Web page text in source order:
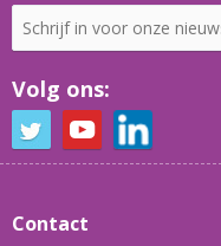
Volg ons:
Contact